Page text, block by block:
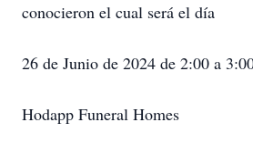
conocieron el cual será el día
26 de Junio de 2024 de 2:00 a
Hodapp Funeral Homes